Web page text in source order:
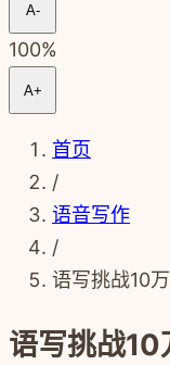
A-
100%
A+
首页
/
语音写作
/
语写挑战10
语写挑战10